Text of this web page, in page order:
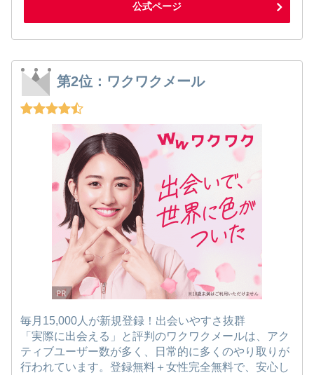
公式ページ
第2位：ワクワクメール
毎月15,000人が新規登録！出会いやすさ抜群
「実際に出会える」と評判のワクワクメールは、アク
ティブユーザー数が多く、日常的に多くのやり取りが
行われています。登録無料＋女性完全無料で、安心し